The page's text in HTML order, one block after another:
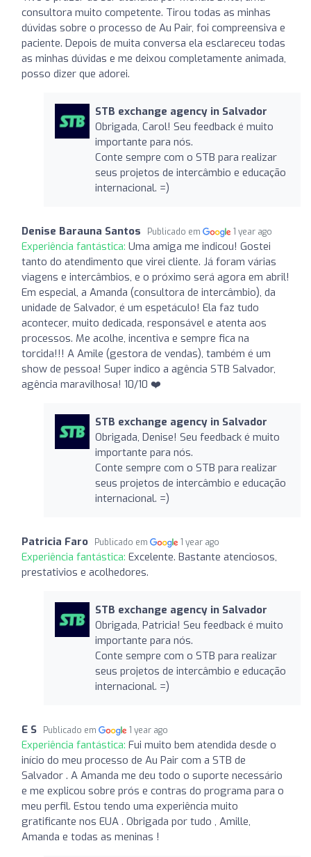
consultora muito competente. Tirou todas as minhas
dúvidas sobre o processo de Au Pair, foi compreensiva e
paciente. Depois de muita conversa ela esclareceu todas
as minhas dúvidas e me deixou completamente animada,
posso dizer que adorei.
STB exchange agency in Salvador
Obrigada, Carol! Seu feedback é muito
importante para nós.
Conte sempre com o STB para realizar
seus projetos de intercâmbio e educação
internacional. =)
Denise Barauna Santos Publicado em 1 year ago
Experiência fantástica: Uma amiga me indicou! Gostei
tanto do atendimento que virei cliente. Já foram várias
viagens e intercâmbios, e o próximo será agora em abril!
Em especial, a Amanda (consultora de intercâmbio), da
unidade de Salvador, é um espetáculo! Ela faz tudo
acontecer, muito dedicada, responsável e atenta aos
processos. Me acolhe, incentiva e sempre fica na
torcida!!! A Amile (gestora de vendas), também é um
show de pessoa! Super indico a agência STB Salvador,
agência maravilhosa! 10/10 ❤️
STB exchange agency in Salvador
Obrigada, Denise! Seu feedback é muito
importante para nós.
Conte sempre com o STB para realizar
seus projetos de intercâmbio e educação
internacional. =)
Patricia Faro Publicado em 1 year ago
Experiência fantástica: Excelente. Bastante atenciosos,
prestativios e acolhedores.
STB exchange agency in Salvador
Obrigada, Patricia! Seu feedback é muito
importante para nós.
Conte sempre com o STB para realizar
seus projetos de intercâmbio e educação
internacional. =)
E S Publicado em 1 year ago
Experiência fantástica: Fui muito bem atendida desde o
início do meu processo de Au Pair com a STB de
Salvador . A Amanda me deu todo o suporte necessário
e me explicou sobre prós e contras do programa para o
meu perfil. Estou tendo uma experiência muito
gratificante nos EUA . Obrigada por tudo , Amille,
Amanda e todas as meninas !